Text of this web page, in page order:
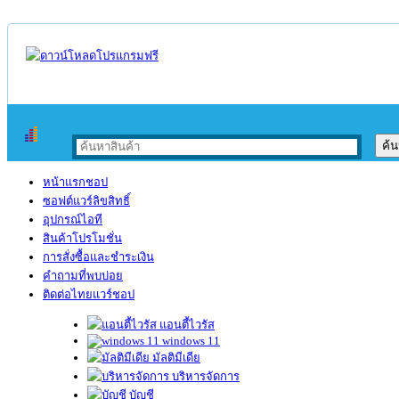
หน้าแรกชอป
ซอฟต์แวร์ลิขสิทธิ์
อุปกรณ์ไอที
สินค้าโปรโมชั่น
การสั่งซื้อและชำระเงิน
คำถามที่พบบ่อย
ติดต่อไทยแวร์ชอป
แอนตี้ไวรัส
windows 11
มัลติมีเดีย
บริหารจัดการ
บัญชี